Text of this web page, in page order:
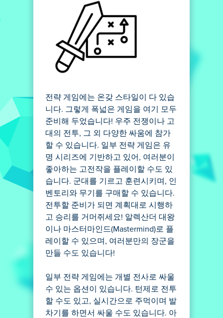
전략 게임에는 온갖 스타일이 다 있습
니다. 그렇게 폭넓은 게임을 여기 모두
준비해 두었습니다! 우주 전쟁이나 고
대의 전투, 그 외 다양한 싸움에 참가
할 수 있습니다. 일부 전략 게임은 유
명 시리즈에 기반하고 있어, 여러분이
좋아하는 고전작을 플레이할 수도 있
습니다. 군대를 기르고 훈련시키며, 인
벤토리와 무기를 구매할 수 있습니다.
전투할 준비가 되면 계획대로 시행하
고 승리를 거머쥐세요! 알렉산더 대왕
이나 마스터마인드(Mastermind)로 플
레이할 수 있으며, 여러분만의 장군을
만들 수도 있습니다!
일부 전략 게임에는 개별 전사로 싸울
수 있는 옵션이 있습니다. 턴제로 전투
할 수도 있고, 실시간으로 주먹이며 발
차기를 하면서 싸울 수도 있습니다. 아